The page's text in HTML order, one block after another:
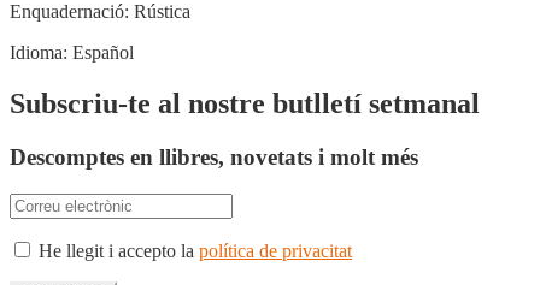
Enquadernació: Rústica
Idioma: Español
Subscriu-te al nostre butlletí setmanal
Descomptes en llibres, novetats i molt més
He llegit i accepto la política de privacitat